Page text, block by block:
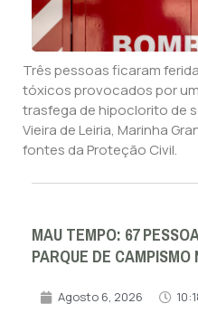
Três pessoas ficaram
tóxicos provocados por
trasfega de hipoclorito de
Vieira de Leiria, Marinha
fontes da Proteção Civil.
MAU TEMPO: 67
PARQUE DE
Agosto 6, 2026